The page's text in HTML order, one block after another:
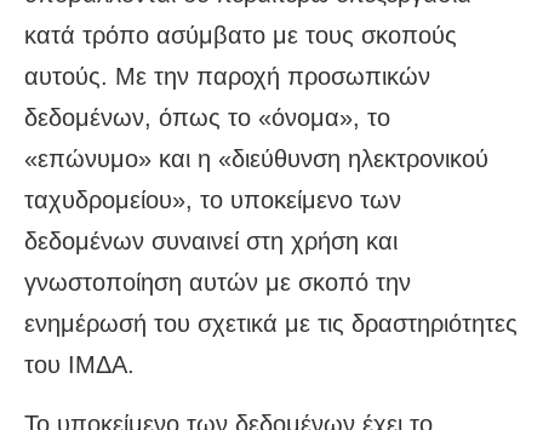
κατά τρόπο ασύμβατο με τους σκοπούς
αυτούς. Με την παροχή προσωπικών
δεδομένων, όπως το «όνομα», το
«επώνυμο» και η «διεύθυνση ηλεκτρονικού
ταχυδρομείου», το υποκείμενο των
δεδομένων συναινεί στη χρήση και
γνωστοποίηση αυτών με σκοπό την
ενημέρωσή του σχετικά με τις δραστηριότητες
του ΙΜΔΑ.
Το υποκείμενο των δεδομένων έχει το